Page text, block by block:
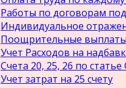
Работы по договорам
Индивидуальное
Поощрительные выплаты
Учет Расходов на
Счета 20, 25, 26 по
Учет затрат на 25 счету